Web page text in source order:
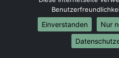
Umzug von Kaiserslautern
Internationale-Umzüge
Umzug von Kaiserslautern
Einverstanden
Nur